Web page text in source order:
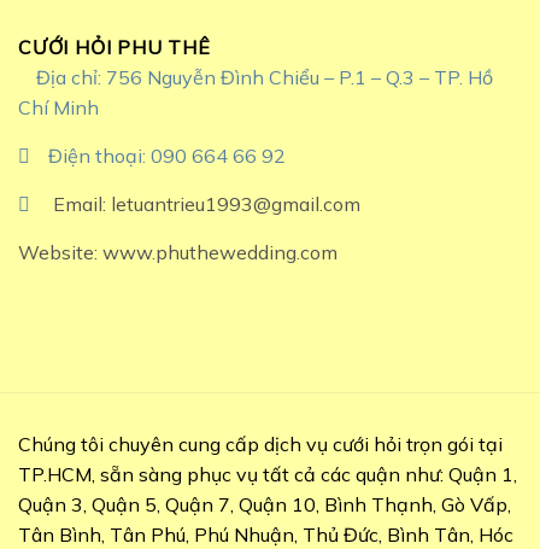
CƯỚI HỎI PHU THÊ
Địa chỉ: 756 Nguyễn Đình Chiểu – P.1 – Q.3 – TP. Hồ
Chí Minh
Điện thoại: 090 664 66 92
Email: letuantrieu1993@gmail.com
Website: www.phuthewedding.com
Chúng tôi chuyên cung cấp dịch vụ cưới hỏi trọn gói tại
TP.HCM, sẵn sàng phục vụ tất cả các quận như: Quận 1,
Quận 3, Quận 5, Quận 7, Quận 10, Bình Thạnh, Gò Vấp,
Tân Bình, Tân Phú, Phú Nhuận, Thủ Đức, Bình Tân, Hóc